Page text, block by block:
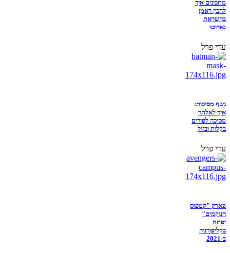
מתכונים איך
להכין ראמן
בהשראת
נארוטו
עדי פרל
נשף מסיכות:
איך לאלתר
מסיכה לפורים
בקלות ובזול
עדי פרל
פארק "קמפוס
הנוקמים"
יפתח
בקליפורניה
ב-2021